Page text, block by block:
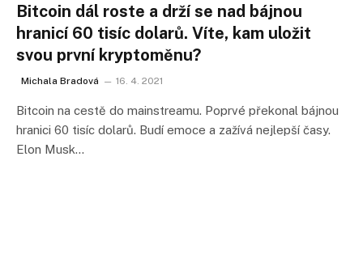
Bitcoin dál roste a drží se nad bájnou
hranicí 60 tisíc dolarů. Víte, kam uložit
svou první kryptoměnu?
Michala Bradová 16. 4. 2021
Bitcoin na cestě do mainstreamu. Poprvé překonal bájnou
hranici 60 tisíc dolarů. Budí emoce a zažívá nejlepší časy.
Elon Musk…